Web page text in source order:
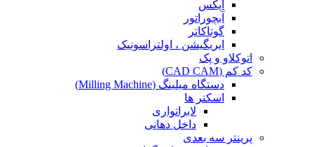
اپکس
آبچوراتور
گوتاکاتر
ایریگیشن ، اولتراسونیک
اتوکلاو و پک
کد کم (CAD CAM)
دستگاه میلینگ (Milling Machine)
اسکنر ها
لابراتواری
داخل دهانی
پرینتر سه بعدی